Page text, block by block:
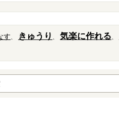
す きゅうり 気楽に作れる